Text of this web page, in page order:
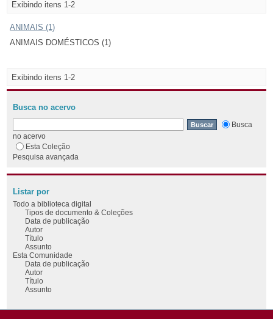
Exibindo itens 1-2
ANIMAIS (1)
ANIMAIS DOMÉSTICOS (1)
Exibindo itens 1-2
Busca no acervo
Busca
no acervo
Esta Coleção
Pesquisa avançada
Listar por
Todo a biblioteca digital
Tipos de documento & Coleções
Data de publicação
Autor
Título
Assunto
Esta Comunidade
Data de publicação
Autor
Título
Assunto